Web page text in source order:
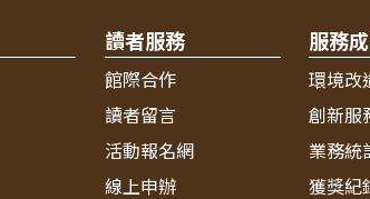
讀者服務
館際合作
讀者留言
活動報名網
線上申辦
服務
環境改
創新服
業務統
獲獎紀